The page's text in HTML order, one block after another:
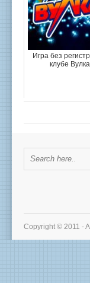
Игра без
клубе
Copyright © 2011 -